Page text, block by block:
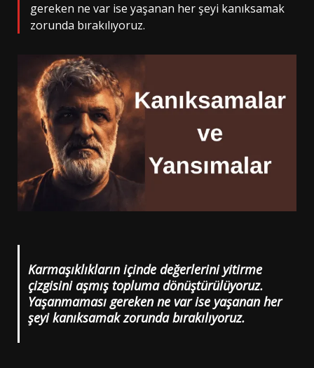
gereken ne var ise yaşanan her şeyi kanıksamak
zorunda bırakılıyoruz.
Karmaşıklıkların içinde değerlerini yitirme
çizgisini aşmış topluma dönüştürülüyoruz.
Yaşanmaması gereken ne var ise yaşanan her
şeyi kanıksamak zorunda bırakılıyoruz.